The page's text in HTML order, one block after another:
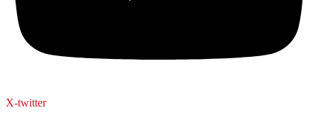
X-twitter